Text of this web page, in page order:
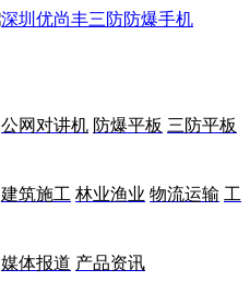
公网对讲机 防爆平板 三防平板
建筑施工 林业渔业 物流运输 工
媒体报道 产品资讯